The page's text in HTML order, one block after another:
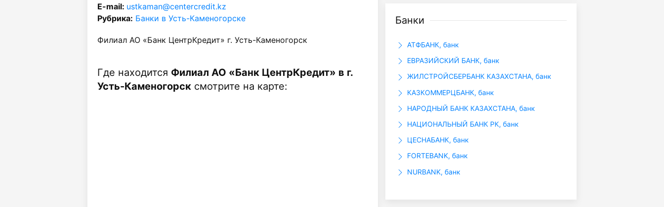
E-mail: ustkaman@centercredit.kz
Рубрика: Банки в Усть-Каменогорске
Филиал АО «Банк ЦентрКредит» г. Усть-Каменогорск
Где находится Филиал АО «Банк ЦентрКредит» в г.
Усть-Каменогорск смотрите на карте:
Банки
АТФБАНК, банк
ЕВРАЗИЙСКИЙ БАНК, банк
ЖИЛСТРОЙСБЕРБАНК КАЗАХСТАНА, банк
КАЗКОММЕРЦБАНК, банк
НАРОДНЫЙ БАНК КАЗАХСТАНА, банк
НАЦИОНАЛЬНЫЙ БАНК РК, банк
ЦЕСНАБАНК, банк
FORTEBANK, банк
NURBANK, банк